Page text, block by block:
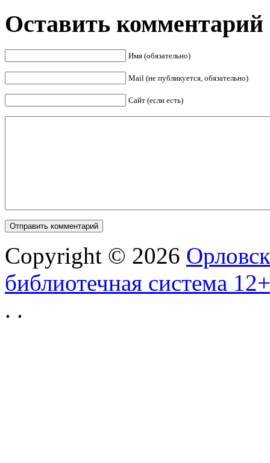
Оставить комментарий
Имя (обязательно)
Mail (не публикуется, обязательно)
Сайт (если есть)
Copyright © 2026
библиотечная система 12+
. .